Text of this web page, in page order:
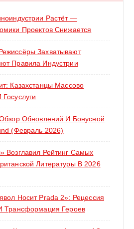
Растёт —
Проектов Снижается
Захватывают
Правила Индустрии
Казахстанцы Массово
Обновлений И Бонусной
(февраль 2026)
Возглавил Рейтинг Самых
Литературы В 2026
Носит Prada 2»: Рецессия
Трансформация Героев